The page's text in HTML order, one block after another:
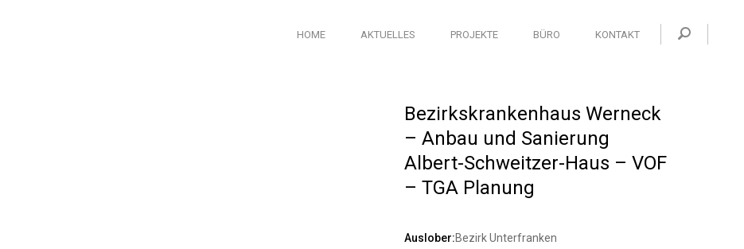
HOME AKTUELLES PROJEKTE BÜRO KONTAKT
Bezirkskrankenhaus Werneck
– Anbau und Sanierung
Albert-Schweitzer-Haus – VOF
– TGA Planung
Auslober:Bezirk Unterfranken